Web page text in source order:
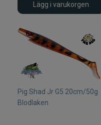
Lägg i varukorgen
Pig Shad Jr G5 20cm/50g
Blodlaken